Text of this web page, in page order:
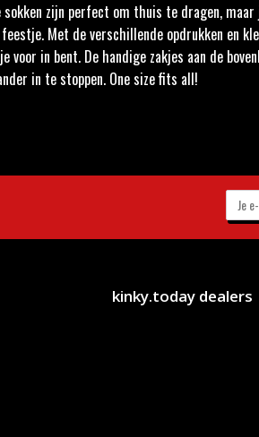
sokken zijn perfect om thuis te dragen,
Met de verschillende opdrukken en
voor in bent. De handige zakjes aan de
in te stoppen. One size fits all!
kinky.today dealers